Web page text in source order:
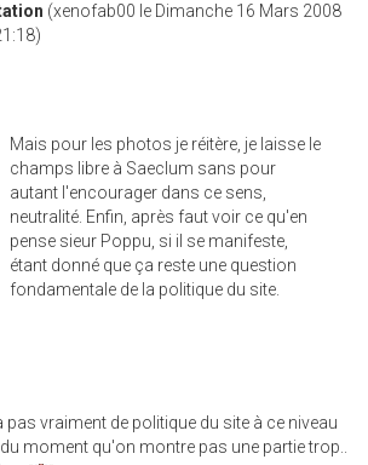
(xenofab00 le Dimanche 16 Mars 2008
Mais pour les photos je réitère, je laisse le
champs libre à Saeclum sans pour
autant l'encourager dans ce sens,
neutralité. Enfin, après faut voir ce qu'en
pense sieur Poppu, si il se manifeste,
étant donné que ça reste une question
fondamentale de la politique du site.
pas vraiment de politique du site à ce niveau
du moment qu'on montre pas une partie trop..